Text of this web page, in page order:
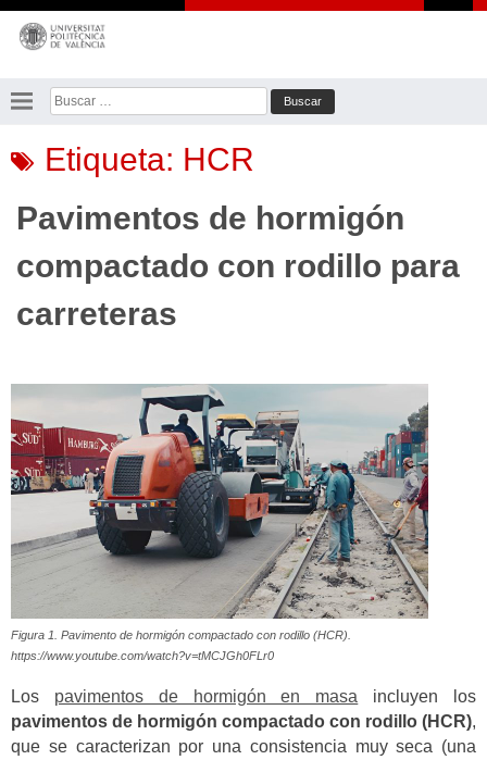
Saltar
contenido
Buscar:
Etiqueta: HCR
Pavimentos de hormigón
compactado con rodillo para
carreteras
Figura 1. Pavimento de hormigón compactado con rodillo (HCR).
https://www.youtube.com/watch?v=tMCJGh0FLr0
Los pavimentos de hormigón en masa incluyen los
pavimentos de hormigón compactado con rodillo (HCR),
que se caracterizan por una consistencia muy seca (una